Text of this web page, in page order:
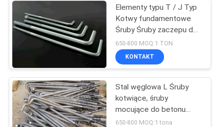
Sprężyna Stalowa
Sprężyna
Elementy typu T / J Typ
Kotwy fundamentowe
Śruby Śruby zaczepu do
deskowania betonowego
650-800 MOQ:1 TON
KONTAKT
Stal węglowa L Śruby
kotwiące, śruby
mocujące do betonu
M24 M36
650-800 MOQ:1 tona